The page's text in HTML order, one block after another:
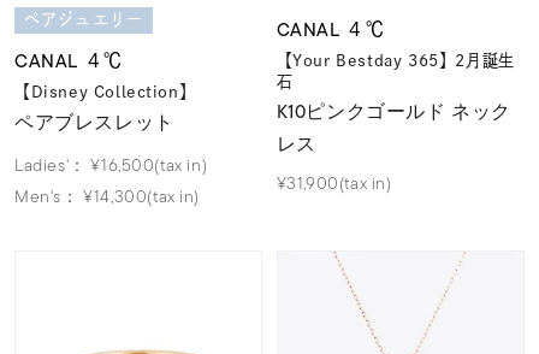
ペアジュエリー
CANAL ４℃
【Disney Collection】
ペアブレスレット
Ladies'： ¥16,500(tax in)
Men's： ¥14,300(tax in)
CANAL ４℃
【Your Bestday 365】2月誕生
石
K10ピンクゴールド ネック
レス
¥31,900(tax in)